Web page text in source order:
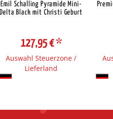
Emil Schalling Pyramide Mini-
Delta Black mit Christi Geburt
127,95 €*
Auswahl Steuerzone /
Lieferland